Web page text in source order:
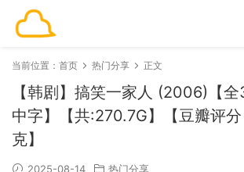
当前位置： 首页 热门分享 正文
【韩剧】搞笑一家人 (2006)【
中字】【共:270.7G】【豆瓣评
克】
2025-08-14 热门分享